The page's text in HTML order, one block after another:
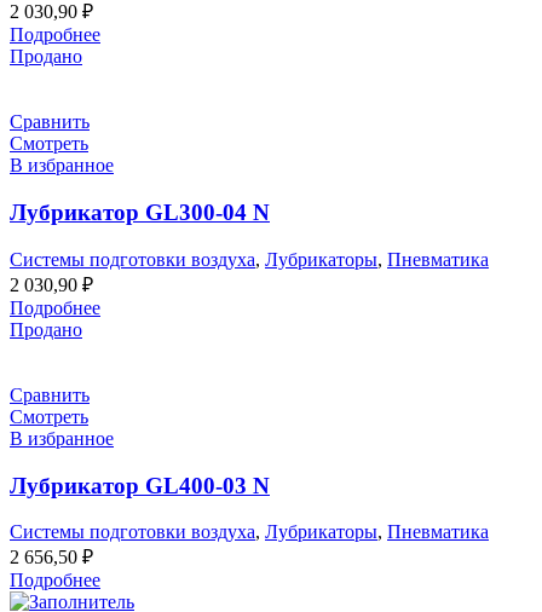
2 030,90 ₽
Подробнее
Продано
Сравнить
Смотреть
В избранное
Лубрикатор GL300-04 N
Системы подготовки воздуха, Лубрикаторы, Пневматика
2 030,90 ₽
Подробнее
Продано
Сравнить
Смотреть
В избранное
Лубрикатор GL400-03 N
Системы подготовки воздуха, Лубрикаторы, Пневматика
2 656,50 ₽
Подробнее